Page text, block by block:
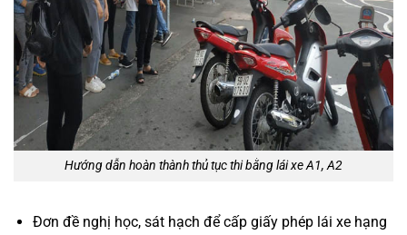
Hướng dẫn hoàn thành thủ tục thi bằng lái xe A1, A2
Đơn đề nghị học, sát hạch để cấp giấy phép lái xe hạng